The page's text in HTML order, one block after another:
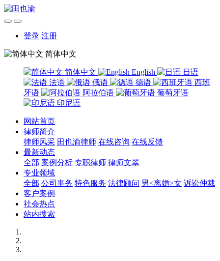
登录 注册
简体中文
简体中文 English
日语
法语
俄语 德语
西班
牙语
阿拉伯语
葡萄牙语
印尼语
网站首页
律师简介
律师风采 田也渝律师 在线咨询 在线反馈
最新动态
全部 案例分析 专职律师 律师文翠
专业领域
全部 公司事务 特色服务 法律顾问 男<离婚>女 诉讼仲裁
客户案例
社会热点
站内搜索